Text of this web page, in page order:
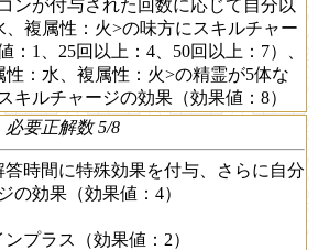
ンが付与された回数に応じて自分以
、複属性：火>の味方にスキルチャー
：1、25回以上：4、50回以上：7）、
性：水、複属性：火>の精霊が5体な
キルチャージの効果（効果値：8）
必要正解数 5/8
答時間に特殊効果を付与、さらに自分
の効果（効果値：4）
プラス（効果値：2）